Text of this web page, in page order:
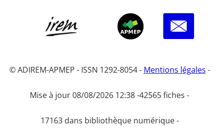
© ADIREM-APMEP - ISSN 1292-8054 - Mentions légales -
Mise à jour 08/08/2026 12:38 -42565 fiches -
17163 dans bibliothèque numérique -